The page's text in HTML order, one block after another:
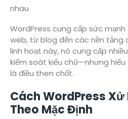
nhau
WordPress cung cấp sức
web, từ blog đến các nền tảng
linh hoạt này, nó cung cấp
kiểm soát kiểu chữ—nhưng
là điều then chốt.
Cách WordPress Xử
Theo Mặc Định